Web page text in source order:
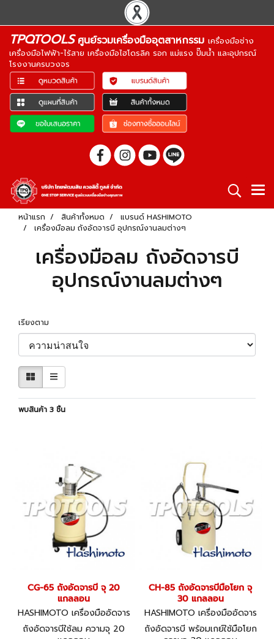
TPQTOOLSศูนย์รวมเครื่องมืออุตสาหกรรม เครื่องมือช่าง
เครื่องมือไฟฟ้า-ไร้สาย เครื่องมือไฮโดรลิค รอก แม่แรง ปั๊มน้ำ และอุปกรณ์
โรงงานครบวงจร
หน้าแรก สินค้าทั้งหมด
แบรนด์ HASHIMOTO
เครื่องมือลม ถังอัดจารบี อุปกรณ์งานลมต่างๆ
เครื่องมือลม ถังอัดจารบี
อุปกรณ์งานลมต่างๆ
เรียงตาม
พบสินค้า 3 ชิ้น
CG-65 ถังอัดจารบี จุ 20
แกลลอน
HASHIMOTO เครื่องมืออัดจาร
บี CG-65
ถังอัดจารบีใช้ลม ความจุ 20
CH-85 ถังอัดจารบีมือโยก จุ
30 แกลลอน
HASHIMOTO เครื่องมืออัดจาร
บี CH-85
ถังอัดจารบี พร้อมเกย์ใช้มือโยก